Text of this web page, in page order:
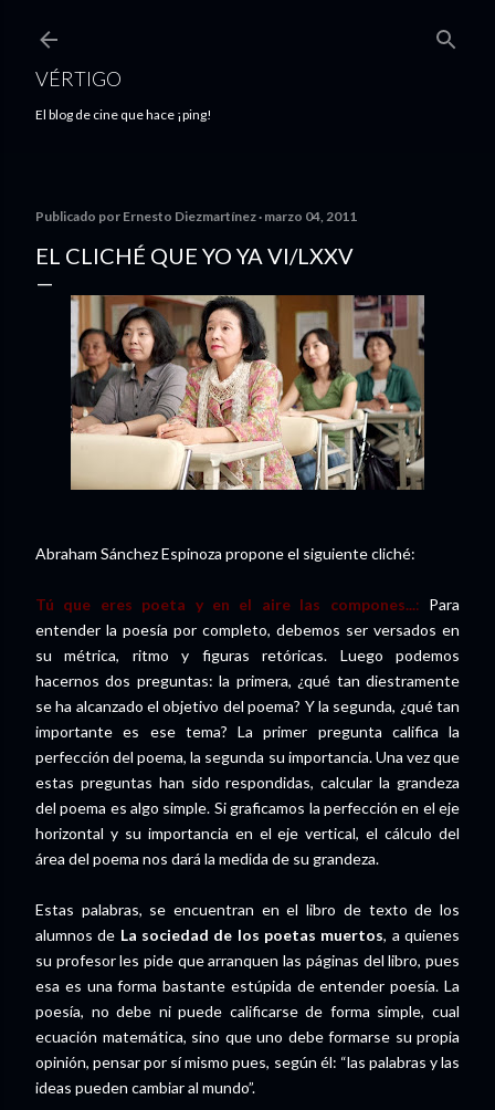
VÉRTIGO
El blog de cine que hace ¡ping!
Publicado por Ernesto Diezmartínez marzo 04, 2011
EL CLICHÉ QUE YO YA VI/LXXV
Abraham Sánchez Espinoza propone el siguiente cliché:
Tú que eres poeta y en el aire las compones...: Para
entender la poesía por completo, debemos ser versados en
su métrica, ritmo y figuras retóricas. Luego podemos
hacernos dos preguntas: la primera, ¿qué tan diestramente
se ha alcanzado el objetivo del poema? Y la segunda, ¿qué tan
importante es ese tema? La primer pregunta califica la
perfección del poema, la segunda su importancia. Una vez que
estas preguntas han sido respondidas, calcular la grandeza
del poema es algo simple. Si graficamos la perfección en el eje
horizontal y su importancia en el eje vertical, el cálculo del
área del poema nos dará la medida de su grandeza.
Estas palabras, se encuentran en el libro de texto de los
alumnos de La sociedad de los poetas muertos, a quienes
su profesor les pide que arranquen las páginas del libro, pues
esa es una forma bastante estúpida de entender poesía. La
poesía, no debe ni puede calificarse de forma simple, cual
ecuación matemática, sino que uno debe formarse su propia
opinión, pensar por sí mismo pues, según él: “las palabras y las
ideas pueden cambiar al mundo”.